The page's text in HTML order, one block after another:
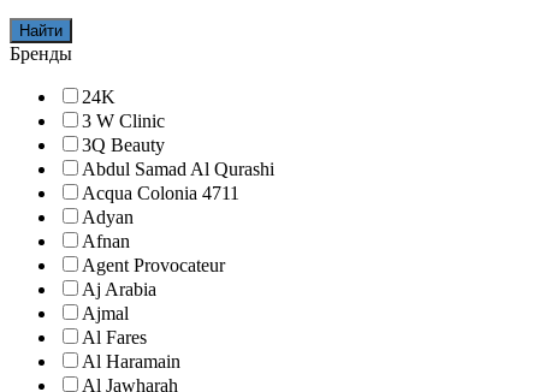
Найти
Бренды
24K
3 W Clinic
3Q Beauty
Abdul Samad Al Qurashi
Acqua Colonia 4711
Adyan
Afnan
Agent Provocateur
Aj Arabia
Ajmal
Al Fares
Al Haramain
Al Jawharah